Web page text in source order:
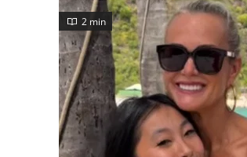
2 min